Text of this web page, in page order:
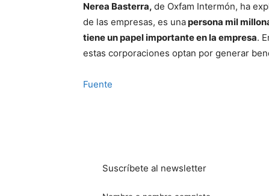
Nerea Basterra, de Oxfam Intermón, ha
de las empresas, es unapersona mil
tiene un papel importante en la empresa.
estas corporaciones optan por generar
Fuente
Suscríbete al newsletter